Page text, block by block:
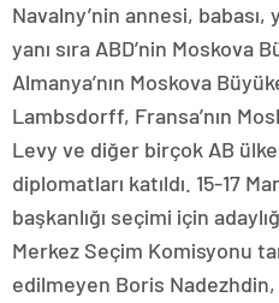
Navalny’nin annesi,
yanı sıra ABD’nin Moskova
Almanya’nın Moskova
Lambsdorff, Fransa’nın
Levy ve diğer birçok AB
diplomatları katıldı. 15-17
başkanlığı seçimi için
Merkez Seçim Komisyonu
edilmeyen Boris